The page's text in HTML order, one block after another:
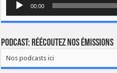
00:00
Podcast: Réécoutez nos émissions
Nos podcasts ici